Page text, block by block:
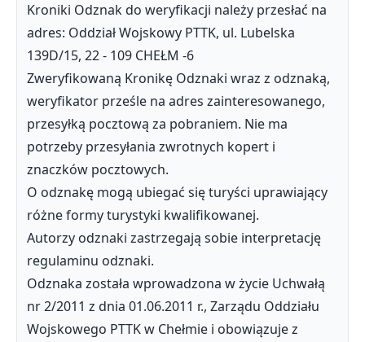
Kroniki Odznak do weryfikacji należy przesłać na
adres: Oddział Wojskowy PTTK, ul. Lubelska
139D/15, 22 - 109 CHEŁM -6
Zweryfikowaną Kronikę Odznaki wraz z odznaką,
weryfikator prześle na adres zainteresowanego,
przesyłką pocztową za pobraniem. Nie ma
potrzeby przesyłania zwrotnych kopert i
znaczków pocztowych.
O odznakę mogą ubiegać się turyści uprawiający
różne formy turystyki kwalifikowanej.
Autorzy odznaki zastrzegają sobie interpretację
regulaminu odznaki.
Odznaka została wprowadzona w życie Uchwałą
nr 2/2011 z dnia 01.06.2011 r., Zarządu Oddziału
Wojskowego PTTK w Chełmie i obowiązuje z